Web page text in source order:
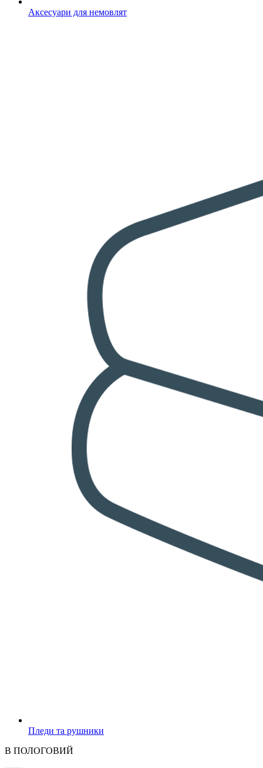
Аксесуари для немовлят
Пледи та рушники
В ПОЛОГОВИЙ